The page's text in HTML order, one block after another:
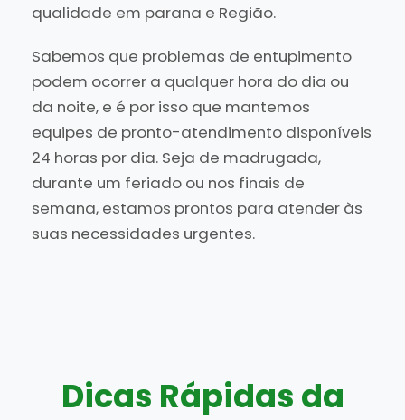
qualidade em parana e Região.
Sabemos que problemas de entupimento
podem ocorrer a qualquer hora do dia ou
da noite, e é por isso que mantemos
equipes de pronto-atendimento disponíveis
24 horas por dia. Seja de madrugada,
durante um feriado ou nos finais de
semana, estamos prontos para atender às
suas necessidades urgentes.
Dicas Rápidas da